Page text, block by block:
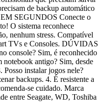
de backup automático
SEGUNDOS Conecte o
O sistema reconhece
nenhum stress. Compatível
TVs e Consoles. DÚVIDAS
console? Sim, é reconhecido
notebook antigo? Sim, desde
instalar jogos nele?
backups. 4. É resistente a
se cuidado. Marca
entre Seagate, WD, Toshiba